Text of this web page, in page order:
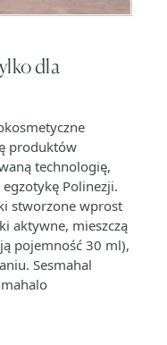
dla
produktów
technologię,
Polinezji.
stworzone wprost
aktywne, mieszczą
pojemność 30 ml),
Sesmahal